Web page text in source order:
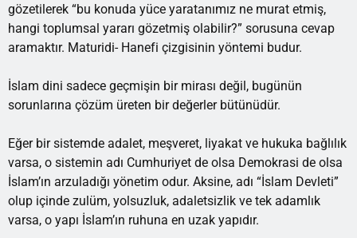
gözetilerek “bu konuda yüce yaratanımız ne murat etmiş,
hangi toplumsal yararı gözetmiş olabilir?” sorusuna cevap
aramaktır. Maturidi- Hanefi çizgisinin yöntemi budur.
İslam dini sadece geçmişin bir mirası değil, bugünün
sorunlarına çözüm üreten bir değerler bütünüdür.
Eğer bir sistemde adalet, meşveret, liyakat ve hukuka bağlılık
varsa, o sistemin adı Cumhuriyet de olsa Demokrasi de olsa
İslam’ın arzuladığı yönetim odur. Aksine, adı “İslam Devleti”
olup içinde zulüm, yolsuzluk, adaletsizlik ve tek adamlık
varsa, o yapı İslam’ın ruhuna en uzak yapıdır.